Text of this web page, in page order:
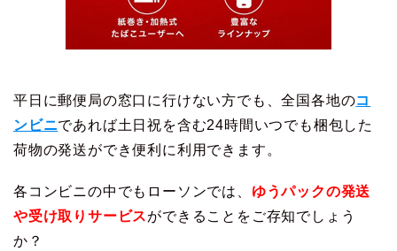
平日に郵便局の窓口に行けない方でも、全国各地のコ
ンビニであれば土日祝を含む24時間いつでも梱包した
荷物の発送ができ便利に利用できます。
各コンビニの中でもローソンでは、 ゆうパックの発送
や受け取りサービスができることをご存知でしょう
か？